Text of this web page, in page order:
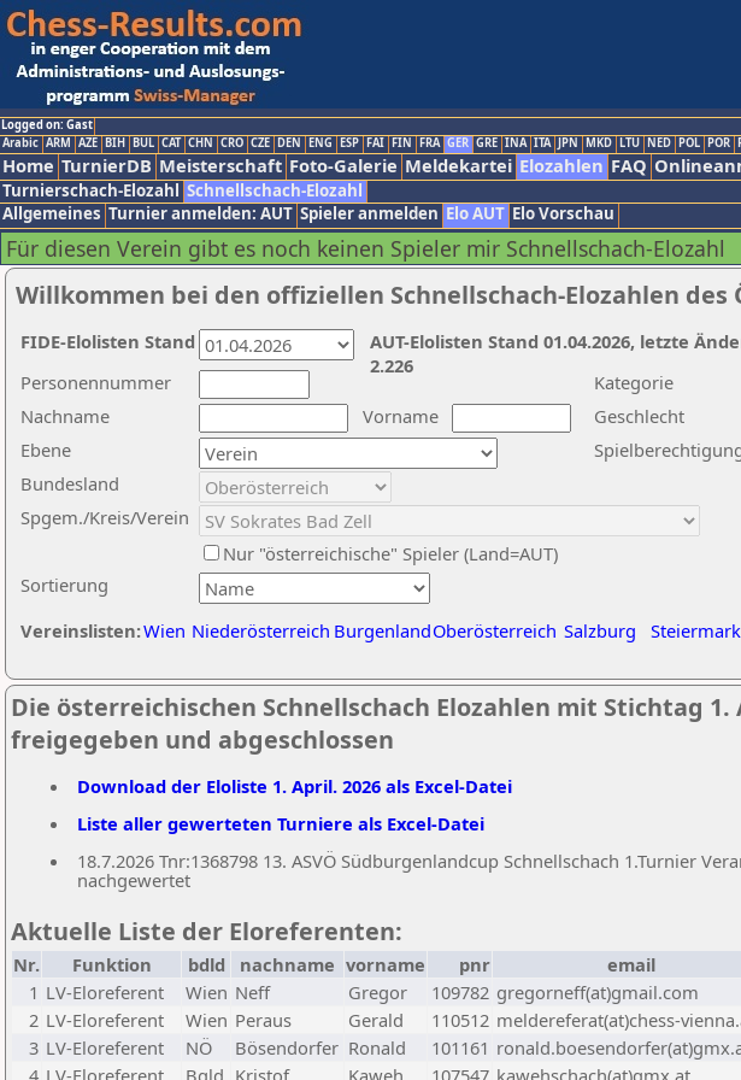
Logged on: Gast
Arabic ARM AZE BIH BUL CAT CHN CRO CZE DEN ENG ESP FAI FIN FRA GER GRE INA ITA JPN MKD LTU NED POL POR
Home TurnierDB Meisterschaft Foto-Galerie Meldekartei Elozahlen FAQ
Turnierschach-Elozahl Schnellschach-Elozahl
Allgemeines Turnier anmelden: AUT Spieler anmelden Elo AUT Elo Vorschau
Für diesen Verein gibt es noch keinen Spieler mir Schnellschach-Elozahl
Willkommen bei den offiziellen Schnellschach-Elozahlen des
Nachname
Vorname
Ebene
Kategorie
Sortierung
Personennummer
Bundesland
Spgem./Kreis/Verein
Geschlecht
Nur "österreichische" Spieler (Land=AUT)
Vereinslisten:Wien Niederösterreich BurgenlandOberösterreich Salzburg Steiermark
AUT-Elolisten Stand 01.04.2026, letzte
2.226
FIDE-Elolisten Stand
Die österreichischen Schnellschach Elozahlen mit Stichtag 1.
freigegeben und abgeschlossen
Download der Eloliste 1. April. 2026 als Excel-Datei
Liste aller gewerteten Turniere als Excel-Datei
18.7.2026 Tnr:1368798 13. ASVÖ Südburgenlandcup Schnellschach 1.Turnier
nachgewertet
Aktuelle Liste der Eloreferenten:
Nr. Funktion bdld nachname vorname pnr email
1 LV-Eloreferent Wien Neff Gregor 109782 gregorneff(at)gmail.com
2 LV-Eloreferent Wien Peraus Gerald 110512 meldereferat(at)chess-
3 LV-Eloreferent NÖ Bösendorfer Ronald 101161